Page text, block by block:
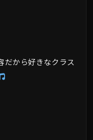
だから好きなクラス